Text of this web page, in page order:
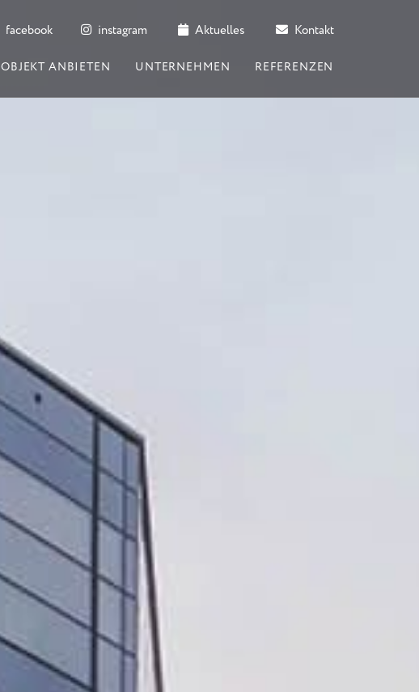
facebook instagram Aktuelles Kontakt
OBJEKT ANBIETEN UNTERNEHMEN REFERENZEN